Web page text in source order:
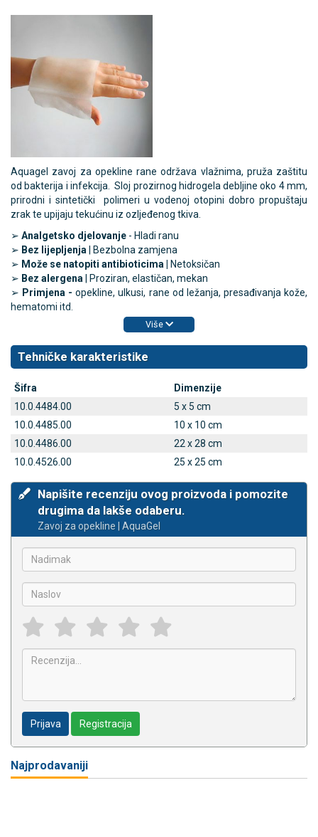
Aquagel zavoj za opekline rane održava vlažnima, pruža zaštitu
od bakterija i infekcija.  Sloj prozirnog hidrogela debljine oko 4 mm,
prirodni i sintetički  polimeri u vodenoj otopini dobro propuštaju
zrak te upijaju tekućinu iz ozljeđenog tkiva.
➢ Analgetsko djelovanje - Hladi ranu
➢ Bez lijepljenja | Bezbolna zamjena
➢ Može se natopiti antibioticima |
Netoksičan
➢ Bez alergena | Proziran, elastičan, mekan
➢ Primjena -opekline, ulkusi, rane od ležanja, presađivanja kože,
hematomi itd.
Više
Tehničke karakteristike
Šifra
Dimenzije
10.0.4484.00
5 x 5 cm
10.0.4485.00
10 x 10 cm
10.0.4486.00
22 x 28 cm
10.0.4526.00
25 x 25 cm
Napišite recenziju ovog proizvoda i pomozite
drugima da lakše odaberu.
Zavoj za opekline | AquaGel
Prijava Registracija
Najprodavaniji